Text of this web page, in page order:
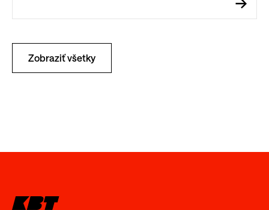
Zobraziť všetky